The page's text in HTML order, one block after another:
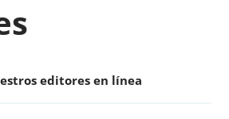
editores en línea